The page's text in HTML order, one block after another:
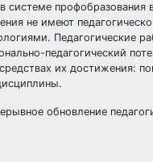
системе профобразования
не имеют
Педагогические
педагогический
их достижения:
обновление